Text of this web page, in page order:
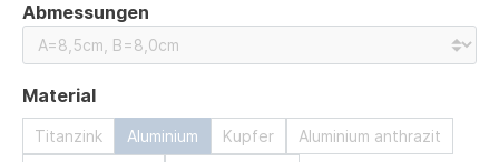
Abmessungen
Materialauswählen
Titanzink Aluminium Kupfer
Aluminium anthrazit